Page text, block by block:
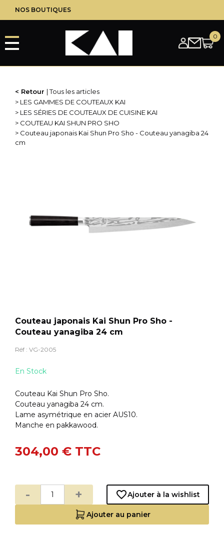
principal
NOS BOUTIQUES
Retour
Tous les articles
LES GAMMES DE COUTEAUX KAI
LES SÉRIES DE COUTEAUX DE CUISINE KAI
COUTEAU KAI SHUN PRO SHO
Couteau japonais Kai Shun Pro Sho - Couteau yanagiba 24
cm
Couteau japonais Kai Shun Pro Sho -
Couteau yanagiba 24 cm
Réf : VG-2005
En Stock
Couteau Kai Shun Pro Sho.
Couteau yanagiba 24 cm.
Lame asymétrique en acier AUS10.
Manche en pakkawood.
304,00 € TTC
- +
Ajouter au panier
Ajouter à la wishlist